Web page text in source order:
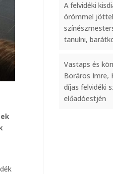
A felvidéki
örömmel
tanulni,
Vastaps és
Boráros Imre,
díjas felvidéki
előadóestjén